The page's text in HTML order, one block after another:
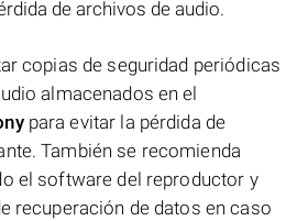
de archivos de audio.
copias de seguridad periódicas
almacenados en el
para evitar la pérdida de
También se recomienda
el software del reproductor y
recuperación de datos en caso